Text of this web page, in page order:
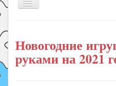
Включить/
Книги
Рукоделие
Новогодние
руками на 2021